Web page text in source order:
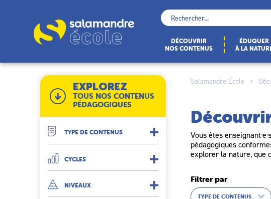
École
Rechercher :
DÉCOUVRIR
NOS CONTENUS
ÉDUQUER
À LA
EXPLOREZ
TOUS NOS CONTENUS
PÉDAGOGIQUES
TYPE DE CONTENUS
CYCLES
NIVEAUX
Salamandre École >
Vous êtes
pédagogiques
explorer la nature, que
Filtrer par
TYPE DE CONTENUS